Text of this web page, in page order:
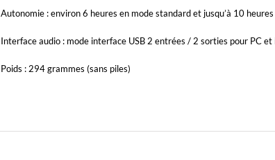
Autonomie : environ 6 heures en mode standard et jusqu’à 10
Interface audio : mode interface USB 2 entrées / 2 sorties pour PC et
Poids : 294 grammes (sans piles)